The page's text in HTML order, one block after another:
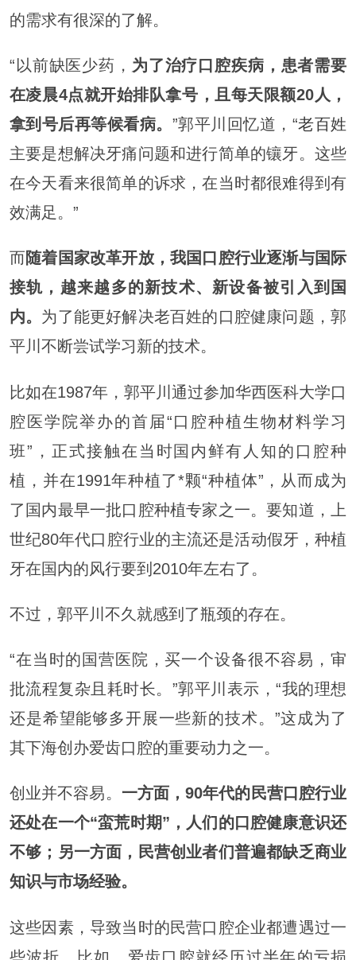
的需求有很深的了解。
“以前缺医少药， 为了治疗口腔疾病，患者需要
在凌晨4点就开始排队拿号，且每天限额20人，
拿到号后再等候看病。 ”郭平川回忆道，“老百姓
主要是想解决牙痛问题和进行简单的镶牙。这些
在今天看来很简单的诉求，在当时都很难得到有
效满足。”
而随着国家改革开放，我国口腔行业逐渐与国际
接轨，越来越多的新技术、新设备被引入到国
内。 为了能更好解决老百姓的口腔健康问题，郭
平川不断尝试学习新的技术。
比如在1987年，郭平川通过参加华西医科大学口
腔医学院举办的首届“口腔种植生物材料学习
班”，正式接触在当时国内鲜有人知的口腔种
植，并在1991年种植了*颗“种植体”，从而成为
了国内最早一批口腔种植专家之一。要知道，上
世纪80年代口腔行业的主流还是活动假牙，种植
牙在国内的风行要到2010年左右了。
不过，郭平川不久就感到了瓶颈的存在。
“在当时的国营医院，买一个设备很不容易，审
批流程复杂且耗时长。”郭平川表示，“我的理想
还是希望能够多开展一些新的技术。”这成为了
其下海创办爱齿口腔的重要动力之一。
创业并不容易。 一方面，90年代的民营口腔行业
还处在一个“蛮荒时期”，人们的口腔健康意识还
不够；另一方面，民营创业者们普遍都缺乏商业
知识与市场经验。
这些因素，导致当时的民营口腔企业都遭遇过一